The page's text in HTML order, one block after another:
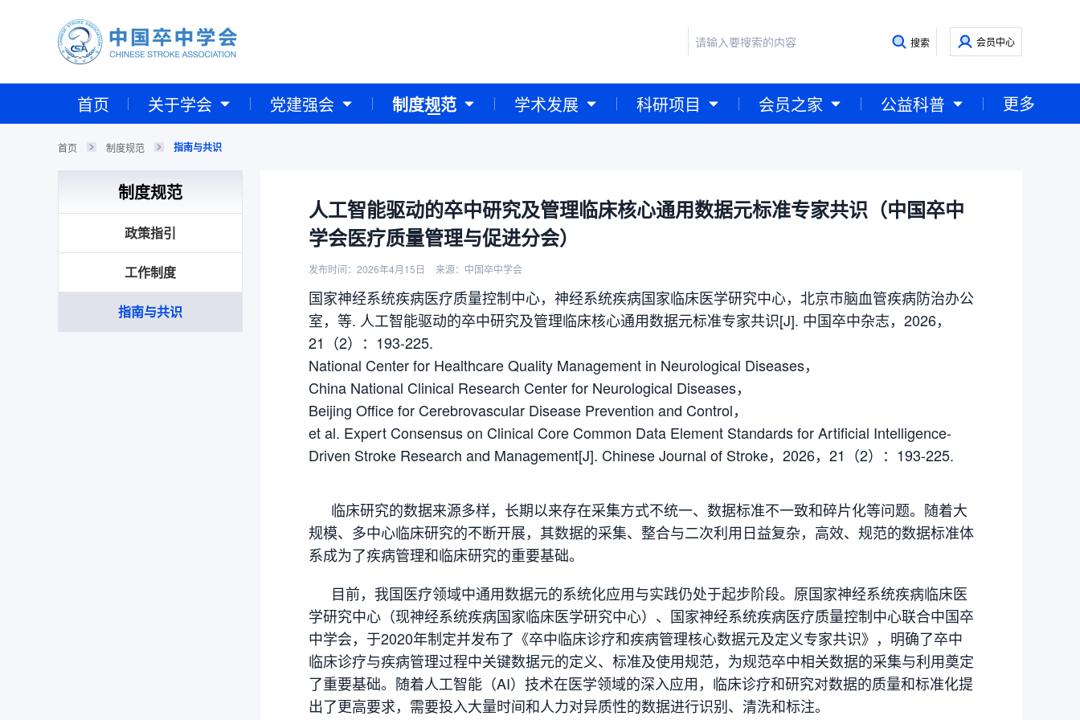
搜索 会员中心
首页 关于学会 党建强会 制度规范 学术发展 科研项目 会员之家 公益科普 更多
首页 制度规范 指南与共识
制度规范
政策指引
工作制度
指南与共识
人工智能驱动的卒中研究及管理临床核心通用数据元标准专家共识（中国卒中
学会医疗质量管理与促进分会）
发布时间：2026年4月15日 来源：中国卒中学会
国家神经系统疾病医疗质量控制中心，神经系统疾病国家临床医学研究中心，北京市脑血管疾病防治办公
室，等. 人工智能驱动的卒中研究及管理临床核心通用数据元标准专家共识[J]. 中国卒中杂志，2026，
21（2）：193-225.
National Center for Healthcare Quality Management in Neurological Diseases，
China National Clinical Research Center for Neurological Diseases，
Beijing Office for Cerebrovascular Disease Prevention and Control，
et al. Expert Consensus on Clinical Core Common Data Element Standards for Artificial Intelligence-
Driven Stroke Research and Management[J]. Chinese Journal of Stroke，2026，21（2）：193-225.
临床研究的数据来源多样，长期以来存在采集方式不统一、数据标准不一致和碎片化等问题。随着大
规模、多中心临床研究的不断开展，其数据的采集、整合与二次利用日益复杂，高效、规范的数据标准体
系成为了疾病管理和临床研究的重要基础。
目前，我国医疗领域中通用数据元的系统化应用与实践仍处于起步阶段。原国家神经系统疾病临床医
学研究中心（现神经系统疾病国家临床医学研究中心）、国家神经系统疾病医疗质量控制中心联合中国卒
中学会，于2020年制定并发布了《卒中临床诊疗和疾病管理核心数据元及定义专家共识》，明确了卒中
临床诊疗与疾病管理过程中关键数据元的定义、标准及使用规范，为规范卒中相关数据的采集与利用奠定
了重要基础。随着人工智能（AI）技术在医学领域的深入应用，临床诊疗和研究对数据的质量和标准化提
出了更高要求，需要投入大量时间和人力对异质性的数据进行识别、清洗和标注。